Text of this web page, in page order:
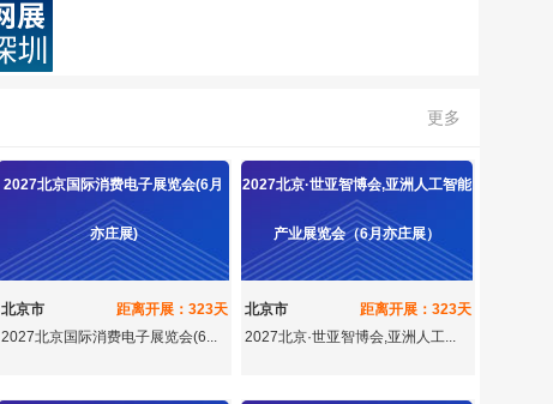
更多
2027北京国际消费电子展览会(6月
亦庄展)
北京市
距离开展：323天
2027北京国际消费电子展览会(6...
2027北京·世亚智博会,亚洲人工智能
产业展览会（6月亦庄展）
北京市
距离开展：323天
2027北京·世亚智博会,亚洲人工...